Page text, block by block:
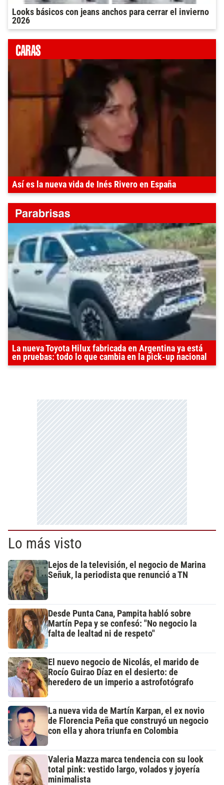
Looks básicos con jeans anchos para cerrar el invierno
2026
Así es la nueva vida de Inés Rivero en España
La nueva Toyota Hilux fabricada en Argentina ya está
en pruebas: todo lo que cambia en la pick-up nacional
Lo más visto
Lejos de la televisión, el negocio de Marina
Señuk, la periodista que renunció a TN
Desde Punta Cana, Pampita habló sobre
Martín Pepa y se confesó: "No negocio la
falta de lealtad ni de respeto"
El nuevo negocio de Nicolás, el marido de
Rocío Guirao Díaz en el desierto: de
heredero de un imperio a astrofotógrafo
La nueva vida de Martín Karpan, el ex novio
de Florencia Peña que construyó un negocio
con ella y ahora triunfa en Colombia
Valeria Mazza marca tendencia con su look
total pink: vestido largo, volados y joyería
minimalista